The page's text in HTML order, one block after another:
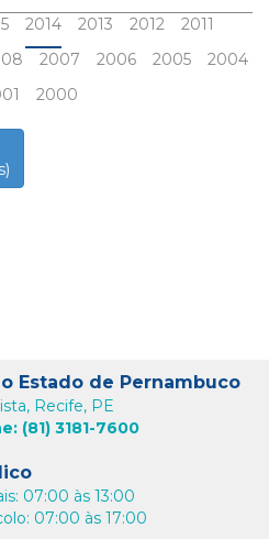
2014 2013 2012
2011
2007 2006 2005
2004
2000
Estado de Pernambuco
Recife, PE
(81) 3181-7600
07:00 às 13:00
07:00 às 17:00